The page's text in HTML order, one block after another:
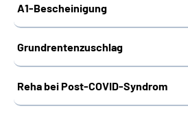
A1-Bescheinigung
Grundrentenzuschlag
Reha bei Post-COVID-Syndrom